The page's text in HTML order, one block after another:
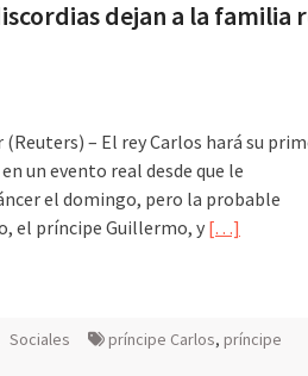
dejan a la familia
(Reuters) – El rey Carlos hará su
un evento real desde que le
el domingo, pero la probable
el príncipe Guillermo, y […]
Sociales príncipe Carlos, príncipe